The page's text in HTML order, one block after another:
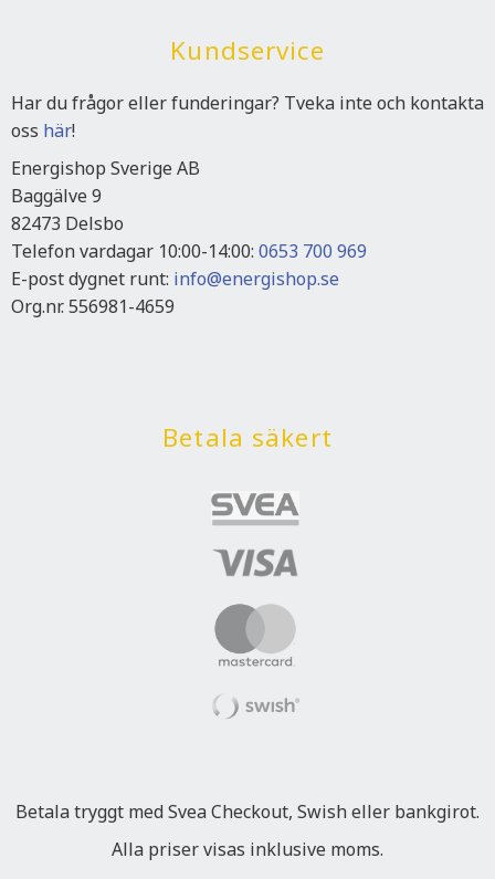
Kundservice
Har du frågor eller funderingar? Tveka inte och kontakta
oss här!
Energishop Sverige AB
Baggälve 9
82473 Delsbo
Telefon vardagar 10:00-14:00: 0653 700 969
E-post dygnet runt: info@energishop.se
Org.nr. 556981-4659
Betala säkert
Betala tryggt med Svea Checkout, Swish eller bankgirot.
Alla priser visas inklusive moms.